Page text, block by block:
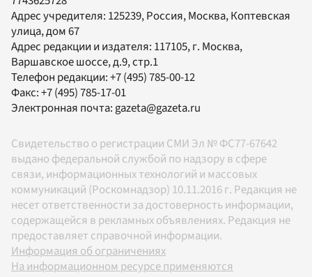
Адрес учредителя: 125239, Россия, Москва, Коптевская
улица, дом 67
Адрес редакции и издателя: 117105, г. Москва,
Варшавское шоссе, д.9, стр.1
Телефон редакции:+7 (495) 785-00-12
Факс:+7 (495) 785-17-01
Электронная почта: gazeta@gazeta.ru
Свидетельство о регистрации СМИ Эл № ФС77-67642
выдано федеральной службой по надзору в сфере
связи, информационных технологий и массовых
коммуникаций (Роскомнадзор) 10.11.2016 г. Редакция не
несет ответственности за достоверность информации,
содержащейся в рекламных объявлениях. Редакция не
предоставляет справочной информации.
Информация об ограничениях
На информационном ресурсе применяются